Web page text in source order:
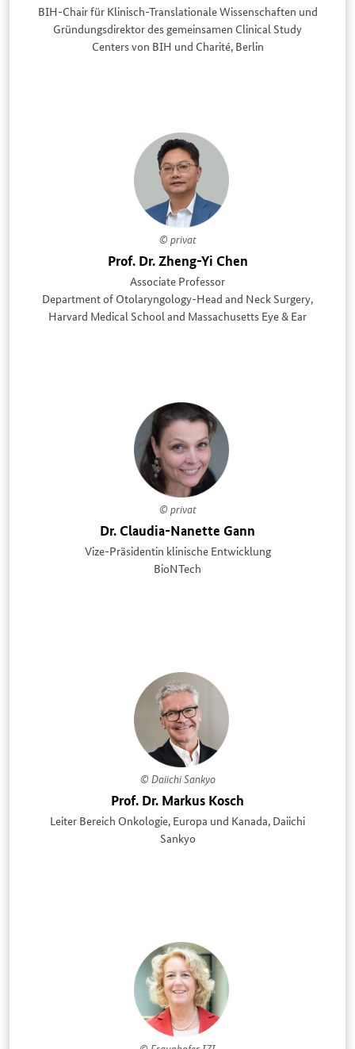
BIH-Chair für Klinisch-Translationale Wissenschaften und
Gründungsdirektor des gemeinsamen Clinical Study
Centers von BIH und Charité, Berlin
© privat
Prof. Dr. Zheng-Yi Chen
Associate Professor
Department of Otolaryngology-Head and Neck Surgery,
Harvard Medical School and Massachusetts Eye & Ear
© privat
Dr. Claudia-Nanette Gann
Vize-Präsidentin klinische Entwicklung
BioNTech
© Daiichi Sankyo
Prof. Dr. Markus Kosch
Leiter Bereich Onkologie, Europa und Kanada, Daiichi
Sankyo